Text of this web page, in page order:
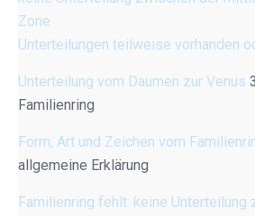
Zone
Unterteilungen teilweise vorhanden
Unterteilung vom Daumen zur Venus 3
Familienring
Form, Art und Zeichen vom
allgemeine Erklärung
Familienring fehlt: keine Unterteilung